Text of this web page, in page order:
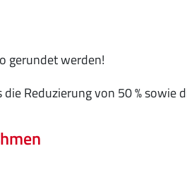
gerundet werden!
Reduzierung von 50 % sowie